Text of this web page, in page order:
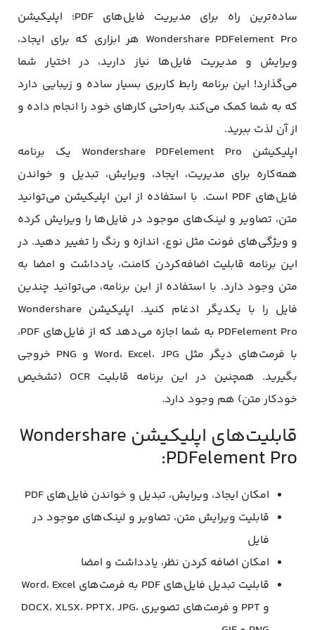
ساده‌ترین راه برای مدیریت فایل‌های PDF؛ اپلیکیشن
Wondershare PDFelement Pro هر ابزاری که برای ایجاد،
ویرایش و مدیریت فایل‌ها نیاز دارید، در اختیار شما
می‌گذارد! این برنامه رابط کاربری بسیار ساده و زیبایی دارد
که به شما کمک می‌کند به‌راحتی کارهای خود را انجام داده و
از آن لذت ببرید.
اپلیکیشن Wondershare PDFelement Pro یک برنامه
همه‌کاره برای مدیریت، ایجاد، ویرایش، تبدیل و خواندن
فایل‌های PDF است. با استفاده از این اپلیکیشن می‌توانید
متن، تصاویر و لینک‌های موجود در فایل‌ها را ویرایش کرده
و ویژگی‌های فونت مثل نوع، اندازه و رنگ را تغییر دهید. در
این برنامه قابلیت اضافه‌کردن کامنت، یادداشت و امضا به
متن وجود دارد. با استفاده از این برنامه، می‌توانید چندین
فایل را با یکدیگر ادغام کنید. اپلیکیشن Wondershare
PDFelement Pro به شما اجازه می‌دهد که از فایل‌های PDF،
با فرمت‌های دیگر مثل Word، Excel، JPG و PNG خروجی
بگیرید. همچنین در این برنامه قابلیت OCR (تشخیص
خودکار متن) هم وجود دارد.
قابلیت‌های اپلیکیشن Wondershare
PDFelement Pro:
امکان ایجاد، ویرایش، تبدیل و خواندن فایل‌های PDF
قابلیت ویرایش متن، تصاویر و لینک‌های موجود در
فایل
امکان اضافه کردن نظر، یادداشت و امضا
قابلیت تبدیل فایل‌های PDF به فرمت‌های Word، Excel
و PPT و فرمت‌های تصویری DOCX، XLSX، PPTX، JPG،